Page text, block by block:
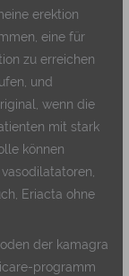
erektion
eine für
zu erreichen
und
wenn die
mit stark
können
Eriacta ohne
der kamagra
programm